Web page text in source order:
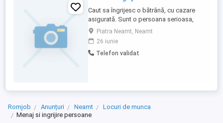
Caut sa îngrijesc o bătrână, cu cazare
asigurată. Sunt o persoana serioasa,
harnică, cu experiență și răbdare. As dori
in zona Neamț, Bacau, Bicaz.
.Telefon..zero șapte cinci opt. Șapte zero
sase. Opt cinci trei.
Piatra Neamt, Neamt
26 iunie
Telefon validat
Romjob Anunțuri Neamt
Locuri de munca
Menaj si ingrijire persoane